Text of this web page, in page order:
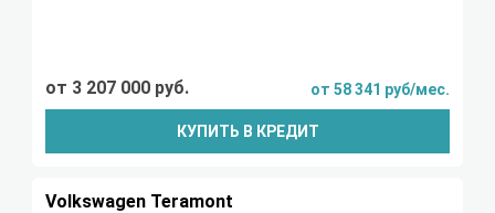
от 3 207 000 руб. от 58 341 руб/мес.
КУПИТЬ В КРЕДИТ
Volkswagen Teramont